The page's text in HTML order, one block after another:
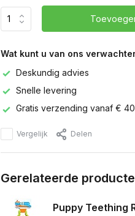
Wat kunt u van ons
Deskundig advies
Snelle levering
Gratis verzending vanaf €
Vergelijk Delen
Gerelateerde
Puppy Teething